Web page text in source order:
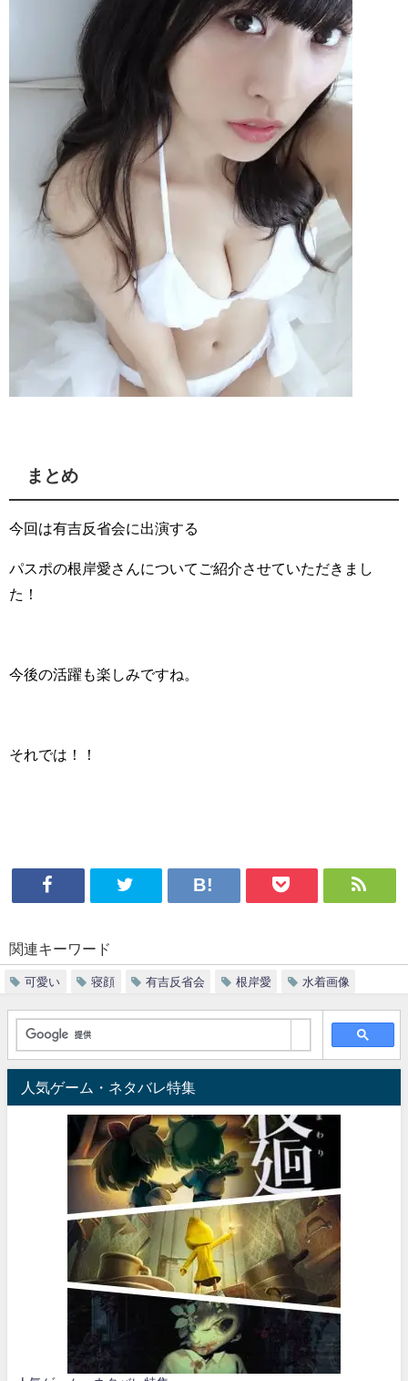
まとめ
今回は有吉反省会に出演する
パスポの根岸愛さんについてご紹介させていただきまし
た！
今後の活躍も楽しみですね。
それでは！！
関連キーワード
可愛い 寝顔 有吉反省会 根岸愛 水着画像
人気ゲーム・ネタバレ特集